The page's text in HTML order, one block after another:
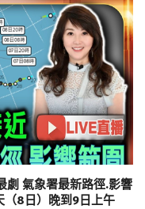
劇 氣象署最新路徑.影響
（8日）晚到9日上午